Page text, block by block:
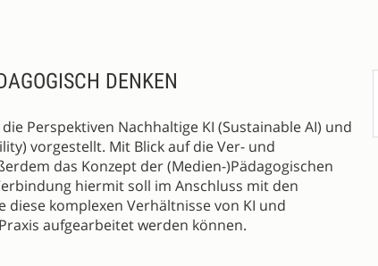
DENKEN
Perspektiven Nachhaltige KI (Sustainable AI) und
vorgestellt. Mit Blick auf die Ver- und
das Konzept der (Medien-)Pädagogischen
hiermit soll im Anschluss mit den
komplexen Verhältnisse von KI und
aufgearbeitet werden können.